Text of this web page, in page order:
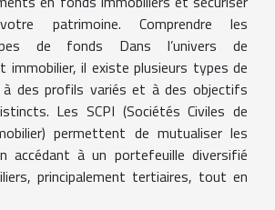
patrimoine. Comprendre les
de fonds Dans l’univers de
immobilier, il existe plusieurs types de
des profils variés et à des objectifs
Les SCPI (Sociétés Civiles de
permettent de mutualiser les
accédant à un portefeuille diversifié
principalement tertiaires, tout en